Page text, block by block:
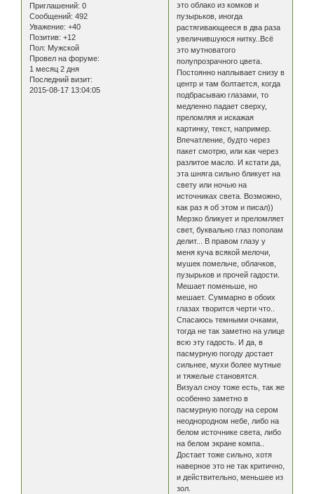
Приглашений: 0
Сообщений: 492
Уважение: +40
Позитив: +12
Пол: Мужской
Провел на форуме:
1 месяц 2 дня
Последний визит:
2015-08-17 13:04:05
это облако из комков и
пузырьков, иногда
растягивающееся в два раза
увеличившуюся нитку..Всё
это мутноватого
полупрозрачного цвета.
Постоянно наплывает снизу в
центр и там болтается, когда
подбрасываю глазами, то
медленно падает сверху,
преломляя и искажая
картинку, текст, например.
Впечатление, будто через
пакет смотрю, или как через
разлитое масло. И кстати да,
эта шняга сильно бликует на
свету или ночью на
источниках света. Возможно,
как раз я об этом и писал))
Мерзко бликует и преломляет
свет, буквально глаз пополам
делит... В правом глазу у
меня куча всякой мелочи,
мушек помельче, облачков,
пузырьков и прочей гадости.
Мешает поменьше, но
мешает. Суммарно в обоих
глазах творится черти что..
Спасаюсь темными очками,
тогда не так заметно на улице
всю эту гадость. И да, в
пасмурную погоду достает
сильнее, мухи более мутные
и тяжелые становятся.
Визуал сноу тоже есть, так же
особенно заметно в
пасмурную погоду на сером
неоднородном небе, либо на
белом источнике света, либо
на белом экране компа..
Достает тоже сильно, хотя
наверное это не так критично,
и действительно, меньшее из
зол.